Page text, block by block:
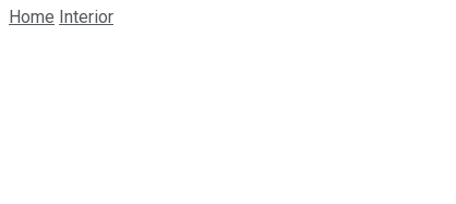
Home Interior